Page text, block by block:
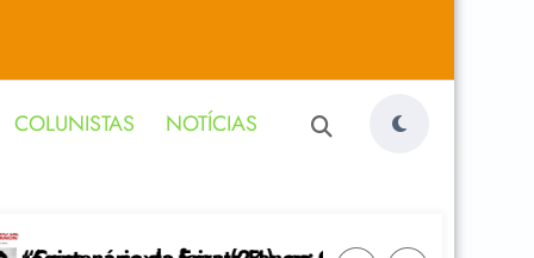
COLUNISTAS NOTÍCIAS